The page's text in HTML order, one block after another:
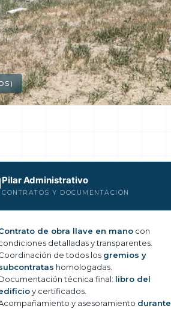
Pilar Administrativo
CONTRATOS Y DOCUMENTACIÓN
de obra llave en mano con
detalladas y transparentes.
de todos los gremios y
homologadas.
técnica final: libro del
y certificados.
y asesoramiento durante